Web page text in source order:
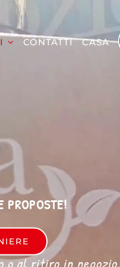
CONTATTI CASA
PROPOSTE!
o al ritiro in negozio.